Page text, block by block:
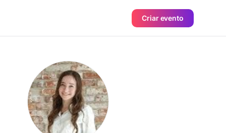
Criar evento